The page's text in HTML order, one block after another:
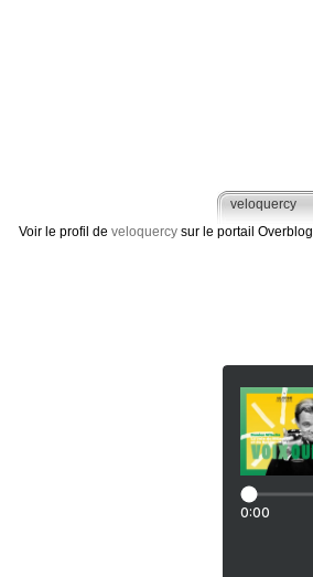
veloquercy
Voir le profil de veloquercy sur le portail Overblog
0:00